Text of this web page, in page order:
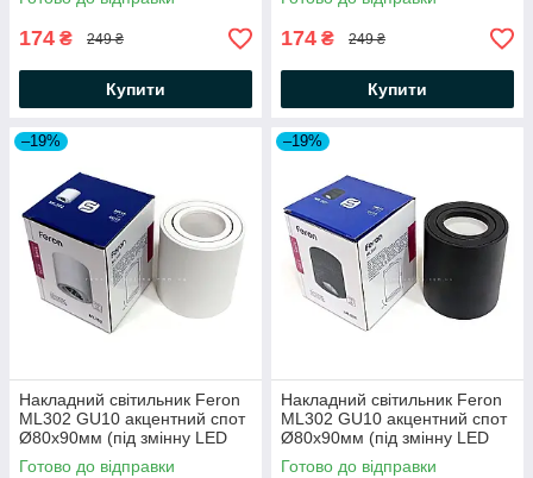
174 ₴ 249 ₴
Купити
174 ₴ 249 ₴
Купити
–19%
Накладний світильник Feron
ML302 GU10 акцентний спот
Ø80х90мм (під змінну LED
лампу) циліндричний білий
Готово до відправки
–19%
Накладний світильник Feron
ML302 GU10 акцентний спот
Ø80х90мм (під змінну LED
лампу) циліндричний чорний
Готово до відправки